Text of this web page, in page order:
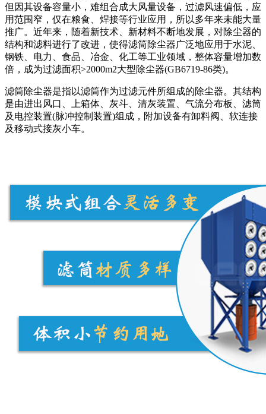
但因其设备容量小，难组合成大风量设备，过滤风速偏低，应
用范围窄，仅在粮食、焊接等行业应用，所以多年来未能大量
推广。近年来，随着新技术、新材料不断地发展，对除尘器的
结构和滤料进行了改进，使得滤筒除尘器广泛地应用于水泥、
钢铁、电力、食品、冶金、化工等工业领域，整体容量增加数
倍，成为过滤面积>2000m2大型除尘器(GB6719-86类)。
滤筒除尘器是指以滤筒作为过滤元件所组成的除尘器。其结构
是由进出风口、上箱体、灰斗、清灰装置、气流分布板、滤筒
及电控装置(脉冲控制装置)组成，附加设备有卸料阀、软连接
及移动式接灰小车。